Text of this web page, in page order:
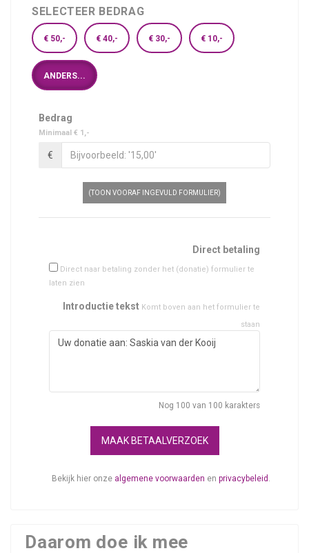
SELECTEER BEDRAG
€ 50,- € 40,- € 30,- € 10,-
ANDERS...
Bedrag
Minimaal € 1,-
€
(TOON VOORAF INGEVULD FORMULIER)
Direct betaling
Direct naar betaling zonder het (donatie) formulier te
laten zien
Introductie tekst Komt boven aan het formulier te
staan
Nog 100 van 100 karakters
MAAK BETAALVERZOEK
Bekijk hier onze algemene voorwaarden en privacybeleid .
Daarom doe ik mee